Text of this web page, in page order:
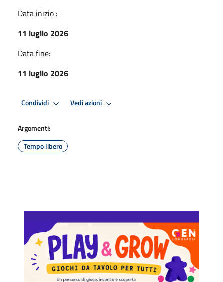
Data inizio :
11 luglio 2026
Data fine:
11 luglio 2026
Condividi Vedi azioni
Argomenti:
Tempo libero